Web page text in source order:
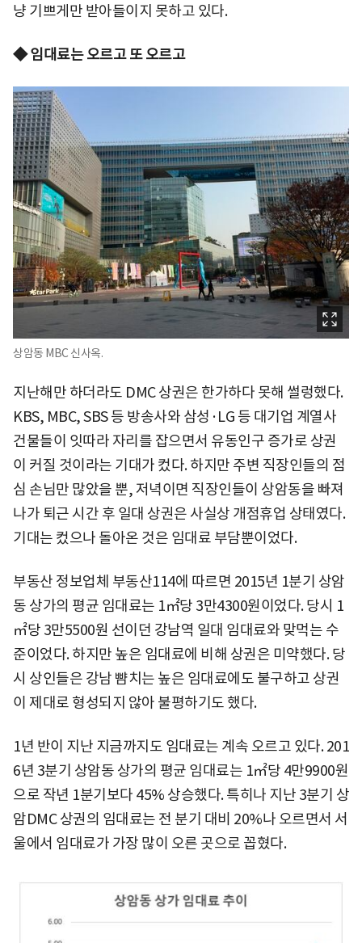
냥 기쁘게만 받아들이지 못하고 있다.
◆임대료는 오르고 또 오르고
상암동 MBC 신사옥.
지난해만 하더라도 DMC 상권은 한가하다 못해 썰렁했다.
KBS, MBC, SBS 등 방송사와 삼성·LG 등 대기업 계열사
건물들이 잇따라 자리를 잡으면서 유동인구 증가로 상권
이 커질 것이라는 기대가 컸다. 하지만 주변 직장인들의 점
심 손님만 많았을 뿐, 저녁이면 직장인들이 상암동을 빠져
나가 퇴근 시간 후 일대 상권은 사실상 개점휴업 상태였다.
기대는 컸으나 돌아온 것은 임대료 부담뿐이었다.
부동산 정보업체 부동산114에 따르면 2015년 1분기 상암
동 상가의 평균 임대료는 1㎡당 3만4300원이었다. 당시 1
㎡당 3만5500원 선이던 강남역 일대 임대료와 맞먹는 수
준이었다. 하지만 높은 임대료에 비해 상권은 미약했다. 당
시 상인들은 강남 뺨치는 높은 임대료에도 불구하고 상권
이 제대로 형성되지 않아 불평하기도 했다.
1년 반이 지난 지금까지도 임대료는 계속 오르고 있다. 201
6년 3분기 상암동 상가의 평균 임대료는 1㎡당 4만9900원
으로 작년 1분기보다 45% 상승했다. 특히나 지난 3분기 상
암DMC 상권의 임대료는 전 분기 대비 20%나 오르면서 서
울에서 임대료가 가장 많이 오른 곳으로 꼽혔다.